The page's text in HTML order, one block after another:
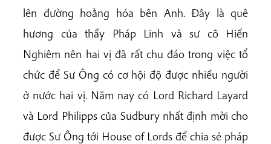
lên đường hoằng hóa bên Anh. Đây là quê
hương của thầy Pháp Linh và sư cô Hiến
Nghiêm nên hai vị đã rất chu đáo trong việc tổ
chức để Sư Ông có cơ hội độ được nhiều người
ở nước hai vị. Năm nay có Lord Richard Layard
và Lord Philipps của Sudbury nhất định mời cho
được Sư Ông tới House of Lords để chia sẻ pháp